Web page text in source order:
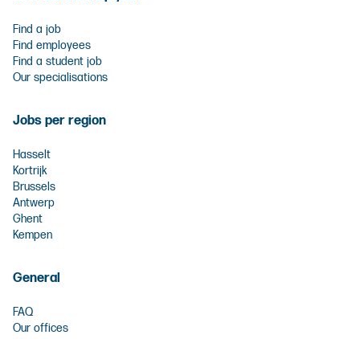
Find a job
Find employees
Find a student job
Our specialisations
Jobs per region
Hasselt
Kortrijk
Brussels
Antwerp
Ghent
Kempen
General
FAQ
Our offices